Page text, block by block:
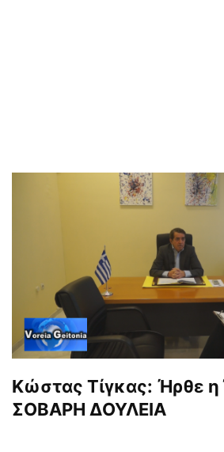
Kώστας Τίγκας: Ήρθε η
ΣΟΒΑΡΗ ΔΟΥΛΕΙΑ